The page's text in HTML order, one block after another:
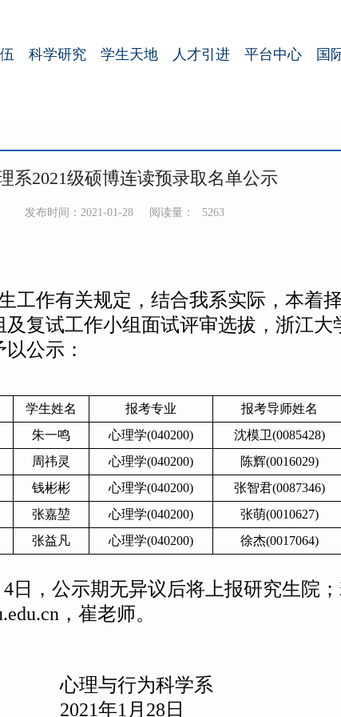
科学研究 学生天地 人才引进 平台中心 国
系2021级硕博连读预录取名单公示
发布时间：2021-01-28 阅读量： 5263
工作有关规定，结合我系实际，本着
及复试工作小组面试评审选拔，浙江
公示：
学生姓名 报考专业 报考导师姓名
朱一鸣 心理学(040200)
沈模卫(0085428)
周祎灵 心理学(040200)
陈辉(0016029)
钱彬彬 心理学(040200)
张智君(0087346)
张嘉堃 心理学(040200)
张萌(0010627)
张益凡 心理学(040200) 徐杰(0017064)
4日，公示期无异议后将上报研究生院
，崔老师。
科学系
28日